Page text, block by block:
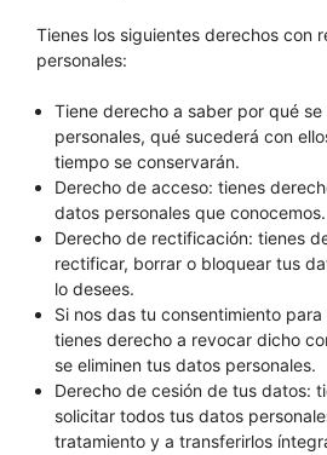
Tienes los siguientes derechos con
personales:
Tiene derecho a saber por qué
personales, qué sucederá con
tiempo se conservarán.
Derecho de acceso: tienes
datos personales que conocemos.
Derecho de rectificación: tienes
rectificar, borrar o bloquear tus
lo desees.
Si nos das tu consentimiento
tienes derecho a revocar dicho
se eliminen tus datos personales.
Derecho de cesión de tus datos:
solicitar todos tus datos
tratamiento y a transferirlos